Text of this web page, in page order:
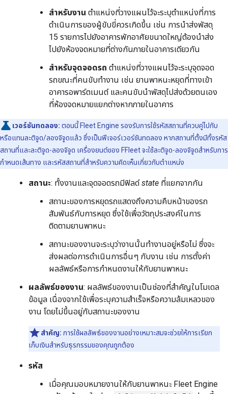
สำหรับงาน ตำแหน่งที่วางแผนไว้จะระบุตําแหน่งที่การ
ดำเนินการของผู้ขับขี่ควรเกิดขึ้น เช่น การนำส่งพัสดุ
15 รายการไปยังอาคารพักอาศัยขนาดใหญ่ต้องนำส่ง
ไปยังห้องจดหมายที่ต่างกันภายในอาคารเดียวกัน
สำหรับจุดจอดรถ ตำแหน่งที่วางแผนไว้จะระบุจุดจอด
รถขณะที่คนขับทำงาน เช่น ยานพาหนะหยุดที่ทางเข้า
อาคารอพาร์ตเมนต์ และคนขับนำพัสดุไปส่งด้วยตนเอง
ที่ห้องจดหมายแยกต่างหากภายในอาคาร
เวอร์ชันทดลอง: ตอนนี้ Fleet Engine รองรับการใช้รหัสสถานที่ควบคู่ไปกับ
หรือแทนละติจูด/ลองจิจูดแล้ว ซึ่งเป็นฟีเจอร์เวอร์ชันทดลอง หากสถานที่ตั้งมีทั้งรหัส
สถานที่และละติจูด-ลองจิจูด เครื่องยนต์ของ FFleet จะใช้ละติจูด-ลองจิจูดสำหรับการ
กำหนดเส้นทาง และรหัสสถานที่สำหรับความคิดเห็นเกี่ยวกับตำแหน่ง
สถานะ: ทั้งงานและจุดจอดรถมีฟิลด์state ที่แยกจากกัน
สถานะของการหยุดรถแสดงถึงความคืบหน้าของรถ
สัมพันธ์กับการหยุด ซึ่งใช้เพื่อวัตถุประสงค์ในการ
ติดตามยานพาหนะ
สถานะของงานจะระบุว่างานนั้นทำงานอยู่หรือไม่ ซึ่งจะ
ส่งผลต่อการดำเนินการอื่นๆ กับงาน เช่น การตั้งค่า
ผลลัพธ์หรือการกำหนดงานให้กับยานพาหนะ
ผลลัพธ์ของงาน: ผลลัพธ์ของงานเป็นช่องที่สําคัญในโมเดล
ข้อมูล เนื่องจากใช้เพื่อระบุความสําเร็จหรือความล้มเหลวของ
งาน โดยไม่ขึ้นอยู่กับสถานะของงาน
สำคัญ: การใช้ผลลัพธ์ของงานอย่างเหมาะสมจะช่วยให้การเรียก
เก็บเงินสำหรับธุรกรรมของคุณถูกต้อง
รหัส
เมื่อคุณมอบหมายงานให้กับยานพาหนะ Fleet Engine